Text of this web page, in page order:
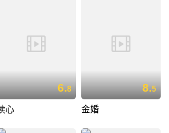
6.8
心
8.5
金婚